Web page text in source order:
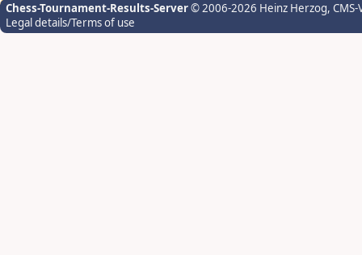
Chess-Tournament-Results-Server© 2006-2026 Heinz Herzog,
Legal details/Terms of use